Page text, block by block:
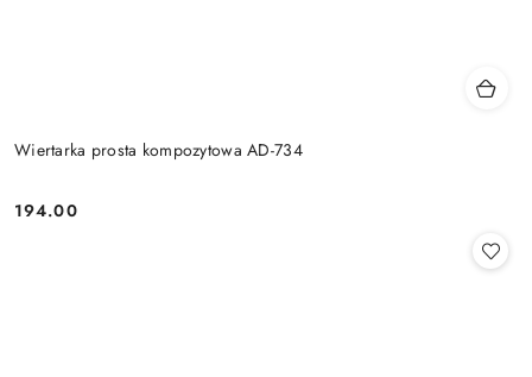
Wiertarka prosta kompozytowa AD-734
Cena:
194.00